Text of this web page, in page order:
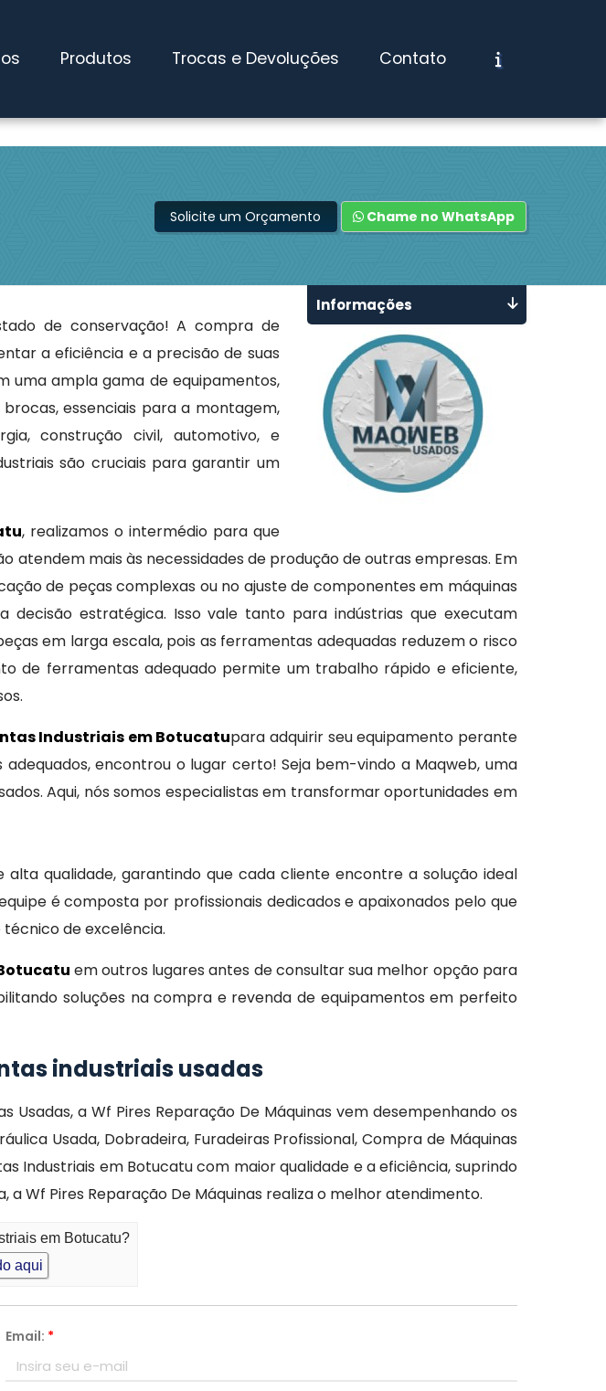
Produtos Trocas e Devoluções Contato
Solicite um Orçamento Chame no WhatsApp
de conservação! A compra de
a eficiência e a precisão de suas
uma ampla gama de equipamentos,
essenciais para a montagem,
construção civil, automotivo, e
são cruciais para garantir um
, realizamos o intermédio para que
atendem mais às necessidades de produção de outras empresas. Em
de peças complexas ou no ajuste de componentes em máquinas
estratégica. Isso vale tanto para indústrias que executam
em larga escala, pois as ferramentas adequadas reduzem o risco
de ferramentas adequado permite um trabalho rápido e eficiente,
Industriais em Botucatupara adquirir seu equipamento perante
encontrou o lugar certo! Seja bem-vindo a Maqweb, uma
Aqui, nós somos especialistas em transformar oportunidades em
qualidade, garantindo que cada cliente encontre a solução ideal
é composta por profissionais dedicados e apaixonados pelo que
de excelência.
em outros lugares antes de consultar sua melhor opção para
soluções na compra e revenda de equipamentos em perfeito
industriais usadas
a Wf Pires Reparação De Máquinas vem desempenhando os
Usada, Dobradeira, Furadeiras Profissional, Compra de Máquinas
Industriais em Botucatu com maior qualidade e a eficiência, suprindo
Wf Pires Reparação De Máquinas realiza o melhor atendimento.
em Botucatu?
aqui
Email: *
Informações